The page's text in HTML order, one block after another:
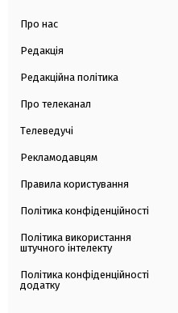
Про нас
Редакція
Редакційна політика
Про телеканал
Телеведучі
Рекламодавцям
Правила користування
Політика конфіденційності
Політика використання
штучного інтелекту
Політика конфіденційності
додатку